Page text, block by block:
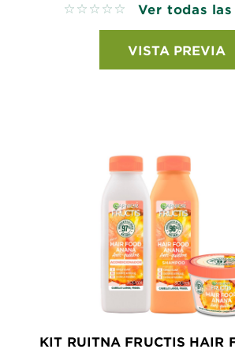
No reviews Ver todas las
VISTA PREVIA
KIT RUITNA FRUCTIS HAIR